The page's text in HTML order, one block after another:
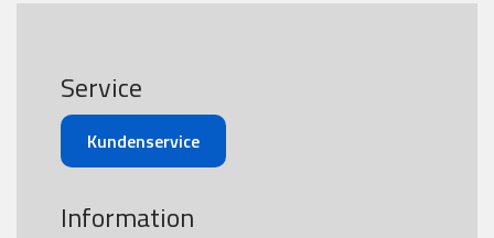
Service
Kundenservice
Information